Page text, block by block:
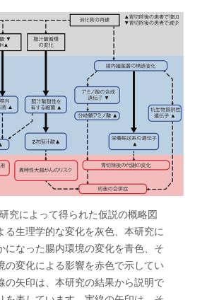
究によって得られた仮説の概略図
る生理学的な変化を灰色、本研究に
になった腸内環境の変化を青色、そ
の変化による影響を赤色で示してい
の矢印は、本研究の結果から説明で